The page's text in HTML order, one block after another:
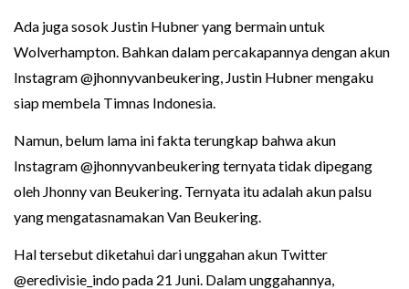
Ada juga sosok Justin Hubner yang bermain untuk
Wolverhampton. Bahkan dalam percakapannya dengan akun
Instagram @jhonnyvanbeukering, Justin Hubner mengaku
siap membela Timnas Indonesia.
Namun, belum lama ini fakta terungkap bahwa akun
Instagram @jhonnyvanbeukering ternyata tidak dipegang
oleh Jhonny van Beukering. Ternyata itu adalah akun palsu
yang mengatasnamakan Van Beukering.
Hal tersebut diketahui dari unggahan akun Twitter
@eredivisie_indo pada 21 Juni. Dalam unggahannya,